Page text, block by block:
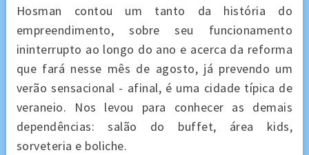
Hosman contou um tanto da história do
empreendimento, sobre seu funcionamento
ininterrupto ao longo do ano e acerca da reforma
que fará nesse mês de agosto, já prevendo um
verão sensacional - afinal, é uma cidade típica de
veraneio. Nos levou para conhecer as demais
dependências: salão do buffet, área kids,
sorveteria e boliche.